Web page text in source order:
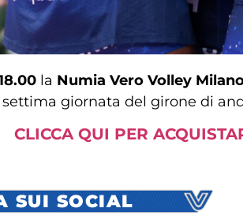
la Numia Vero Volley
giornata del girone di
CLICCA QUI PER
SUI SOCIAL